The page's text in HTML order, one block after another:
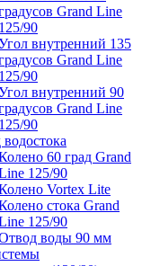
Grand Line
125/90
внутренний 135
Grand Line
125/90
внутренний 90
Grand Line
125/90
60 град Grand
125/90
Vortex Lite
стока Grand
125/90
воды 90 мм